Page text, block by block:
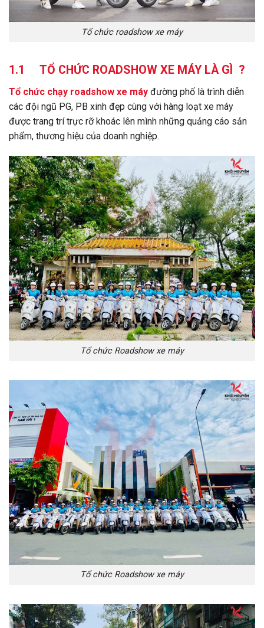
Tổ chức roadshow xe máy
1.1 TỔ CHỨC ROADSHOW XE MÁY LÀ GÌ ?
Tổ chức chạy roadshow xe máy đường phố là trình diễn
các đội ngũ PG, PB xinh đẹp cùng với hàng loạt xe máy
được trang trí trực rỡ khoác lên mình những quảng cáo sản
phẩm, thương hiệu của doanh nghiệp.
Tổ chức Roadshow xe máy
Tổ chức Roadshow xe máy